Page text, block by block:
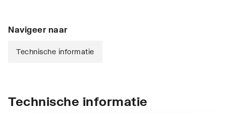
Navigeer naar
Technische informatie
Technische informatie